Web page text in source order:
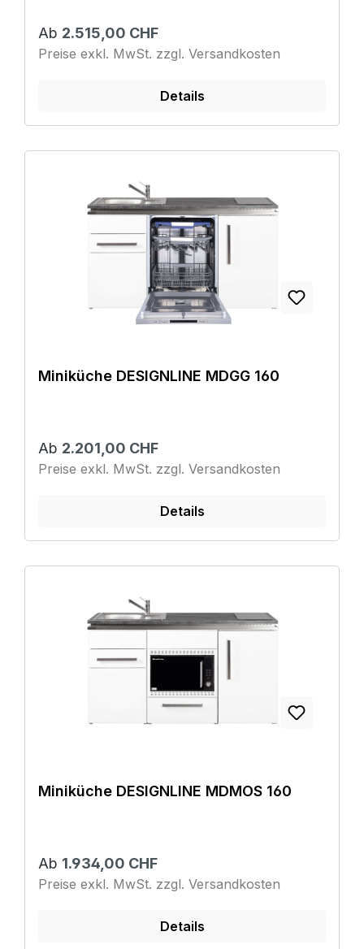
Ab 2.515,00 CHF
Preise exkl. MwSt. zzgl. Versandkosten
Details
Miniküche DESIGNLINE MDGG 160
Ab 2.201,00 CHF
Preise exkl. MwSt. zzgl. Versandkosten
Details
Miniküche DESIGNLINE MDMOS 160
Ab 1.934,00 CHF
Preise exkl. MwSt. zzgl. Versandkosten
Details